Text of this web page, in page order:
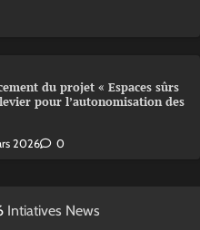
du projet « Espaces sûrs
pour l’autonomisation des
2026 0
Intiatives News